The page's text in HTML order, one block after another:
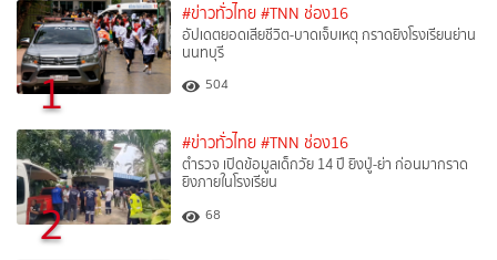
1
#ข่าวทั่วไทย #TNN ช่อง16
อัปเดตยอดเสียชีวิต-บาดเจ็บเหตุ กราดยิงโรงเรียนย่าน
นนทบุรี
504
2
#ข่าวทั่วไทย #TNN ช่อง16
ตำรวจ เปิดข้อมูลเด็กวัย 14 ปี ยิงปู่-ย่า ก่อนมากราด
ยิงภายในโรงเรียน
68